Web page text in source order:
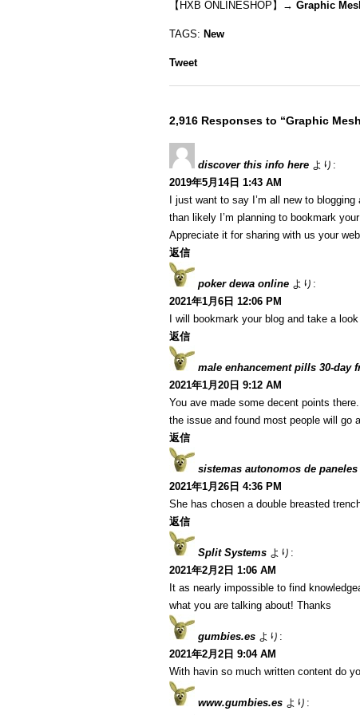
【HXB ONLINESHOP】→ Graphic
TAGS: New
Tweet
2,916 Responses to “Graphic
discover this info here より:
2019年5月14日 1:43 AM
I just want to say I’m all new to
than likely I’m planning to bookmark
Appreciate it for sharing with us your
返信
poker dewa online より:
2021年1月6日 12:06 PM
I will bookmark your blog and take a
返信
male enhancement pills 30-day
2021年1月20日 9:12 AM
You ave made some decent points
the issue and found most people will go
返信
sistemas autonomos de
2021年1月26日 4:36 PM
She has chosen a double breasted
返信
Split Systems より:
2021年2月2日 1:06 AM
It as nearly impossible to find
what you are talking about! Thanks
gumbies.es より:
2021年2月2日 9:04 AM
With havin so much written content do
www.gumbies.es より: